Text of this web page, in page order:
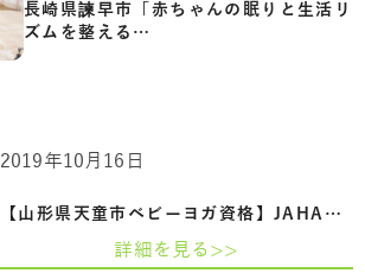
長崎県諫早市「赤ちゃんの眠りと生活リ
ズムを整える…
【山形県天童市ベビーヨガ資格】JAHA認定…
2019年10月16日
詳細を見る>>